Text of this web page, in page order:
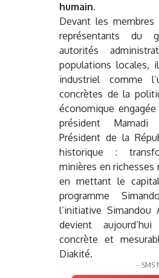
humain.
Devant les
représentants du
autorités
populations locales,
industriel comme
concrètes de la
économique
président
Président de la
historique :
minières en
en mettant le
programme
l’initiative Simandou
devient
concrète et
Diakité.
- SMS